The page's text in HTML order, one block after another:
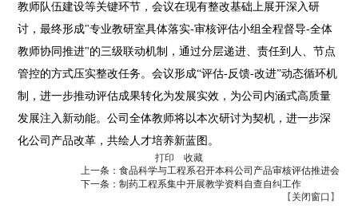
教师队伍建设等关键环节，会议在现有整改基础上展开深入研
讨，最终形成"专业教研室具体落实-审核评估小组全程督导-全体
教师协同推进"的三级联动机制，通过分层递进、责任到人、节点
管控的方式压实整改任务。会议形成“评估-反馈-改进”动态循环机
制，进一步推动评估成果转化为发展实效，为公司内涵式高质量
发展注入新动能。公司全体教师将以本次研讨为契机，进一步深
化公司产品改革，共绘人才培养新蓝图。
打印
收藏
上一条：食品科学与工程系召开本科公司产品审核评估推进会
下一条：制药工程系集中开展教学资料自查自纠工作
【 关闭窗口 】